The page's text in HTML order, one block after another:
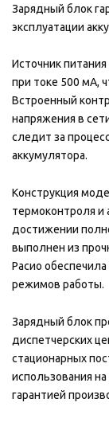
Зарядный блок
эксплуатации
Источник
при токе 500 мА,
Встроенный
напряжения в
следит за
аккумулятора.
Конструкция
термоконтроля и
достижении
выполнен из
Расио
режимов работы.
Зарядный блок
диспетчерских
стационарных
использования
гарантией